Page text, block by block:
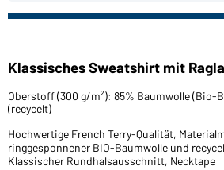
Klassisches Sweatshirt mit
Oberstoff (300 g/m²): 85% Baumwolle (Bio-
(recycelt)
Hochwertige French Terry-Qualität,
ringgesponnener BIO-Baumwolle und
Klassischer Rundhalsausschnitt, Necktape